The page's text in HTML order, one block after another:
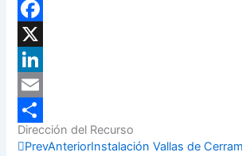
WhatsApp
Facebook
X
LinkedIn
Email
Compartir
Dirección del Recurso
PrevAnteriorInstalación Vallas de